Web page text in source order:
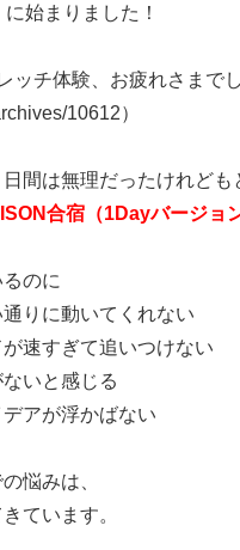
始まりました！
ッチ体験、お疲れさまで
10612）
間は無理だったけれども
合宿（1Dayバージョ
のに
りに動いてくれない
速すぎて追いつけない
いと感じる
アが浮かばない
悩みは、
ています。